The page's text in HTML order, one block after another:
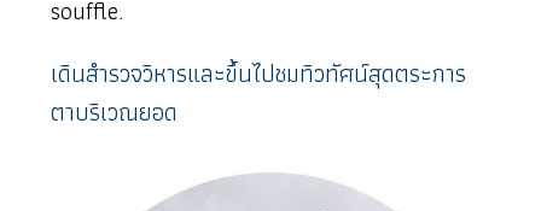
souffle.
เดินสำรวจวิหารและขึ้นไปชมทิวทัศน์สุดตระการ
ตาบริเวณยอด